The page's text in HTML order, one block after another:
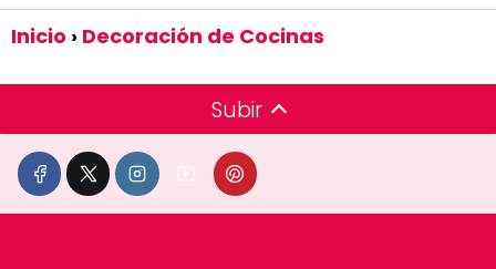
Inicio Decoración de Cocinas
Subir